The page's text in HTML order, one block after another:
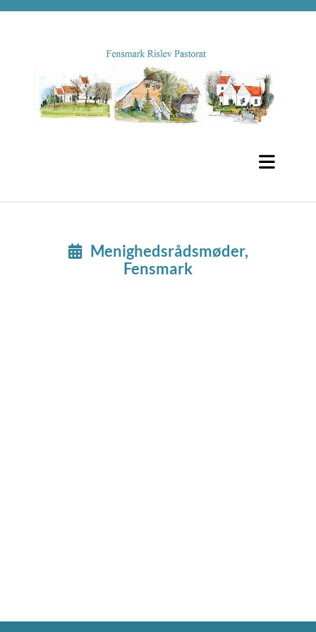
Menighedsrådsmøder,
Fensmark